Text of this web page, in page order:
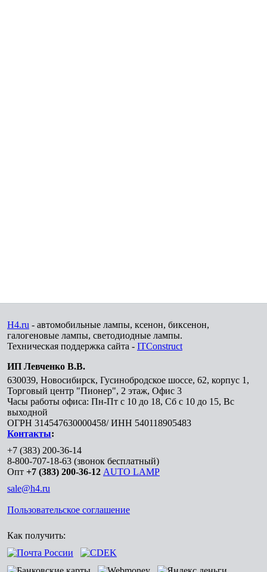
H4.ru - автомобильные лампы, ксенон, биксенон,
галогеновые лампы, светодиодные лампы.
Техническая поддержка сайта - ITConstruct
ИП Левченко В.В.
630039, Новосибирск, Гусинобродское шоссе, 62, корпус 1,
Торговый центр "Пионер", 2 этаж, Офис 3
Часы работы офиса: Пн-Пт с 10 до 18, Сб с 10 до 15, Вс
выходной
ОГРН 314547630000458/ ИНН 540118905483
Контакты:
+7 (383) 200-36-14
8-800-707-18-63 (звонок бесплатный)
Опт +7 (383) 200-36-12 AUTO LAMP
sale@h4.ru
Пользовательское соглашение
Как получить: